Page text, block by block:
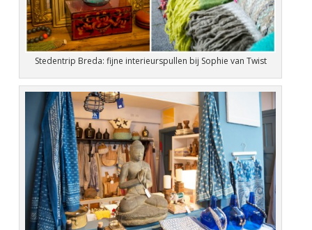
Stedentrip Breda: fijne interieurspullen bij Sophie van Twist